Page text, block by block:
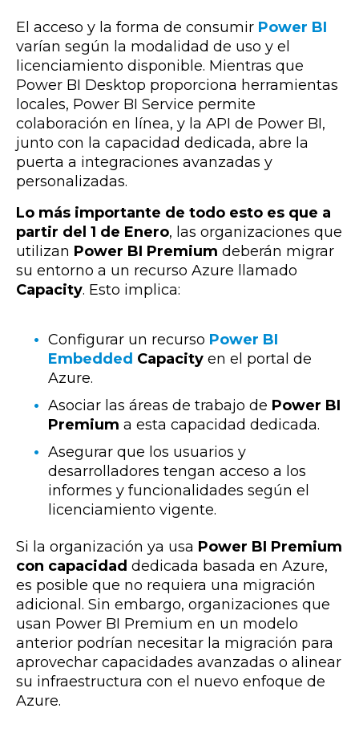
El acceso y la forma de consumir Power BI
varían según la modalidad de uso y el
licenciamiento disponible. Mientras que
Power BI Desktop proporciona herramientas
locales, Power BI Service permite
colaboración en línea, y la API de Power BI,
junto con la capacidad dedicada, abre la
puerta a integraciones avanzadas y
personalizadas.
Lo más importante de todo esto es que a
partir del 1 de Enero, las organizaciones que
utilizan Power BI Premium deberán migrar
su entorno a un recurso Azure llamado
Capacity. Esto implica:
Configurar un recurso Power BI
Embedded Capacity en el portal de
Azure.
Asociar las áreas de trabajo de Power BI
Premium a esta capacidad dedicada.
Asegurar que los usuarios y
desarrolladores tengan acceso a los
informes y funcionalidades según el
licenciamiento vigente.
Si la organización ya usa Power BI Premium
con capacidad dedicada basada en Azure,
es posible que no requiera una migración
adicional. Sin embargo, organizaciones que
usan Power BI Premium en un modelo
anterior podrían necesitar la migración para
aprovechar capacidades avanzadas o alinear
su infraestructura con el nuevo enfoque de
Azure.